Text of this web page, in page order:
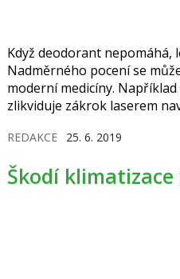
Když deodorant nepomáhá,
Nadměrného pocení se
moderní medicíny.
zlikviduje zákrok laserem
REDAKCE 25. 6. 2019
Škodí